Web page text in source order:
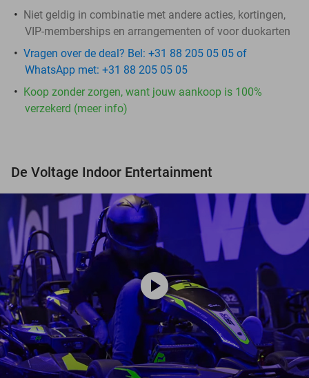
Niet geldig in combinatie met andere acties, kortingen,
VIP-memberships en arrangementen of voor duokarten
Vragen over de deal? Bel: +31 88 205 05 05 of
WhatsApp met: +31 88 205 05 05
Koop zonder zorgen, want jouw aankoop is 100%
verzekerd (meer info)
De Voltage Indoor Entertainment
play_circle